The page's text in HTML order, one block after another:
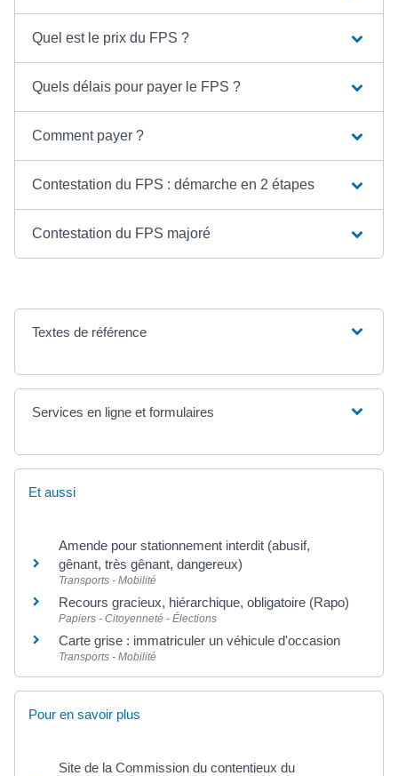
Quel est le prix du FPS ?
Quels délais pour payer le FPS ?
Comment payer ?
Contestation du FPS : démarche en 2 étapes
Contestation du FPS majoré
Textes de référence
Services en ligne et formulaires
Et aussi
Amende pour stationnement interdit (abusif,
gênant, très gênant, dangereux)
Transports - Mobilité
Recours gracieux, hiérarchique, obligatoire (Rapo)
Papiers - Citoyenneté - Élections
Carte grise : immatriculer un véhicule d'occasion
Transports - Mobilité
Pour en savoir plus
Site de la Commission du contentieux du